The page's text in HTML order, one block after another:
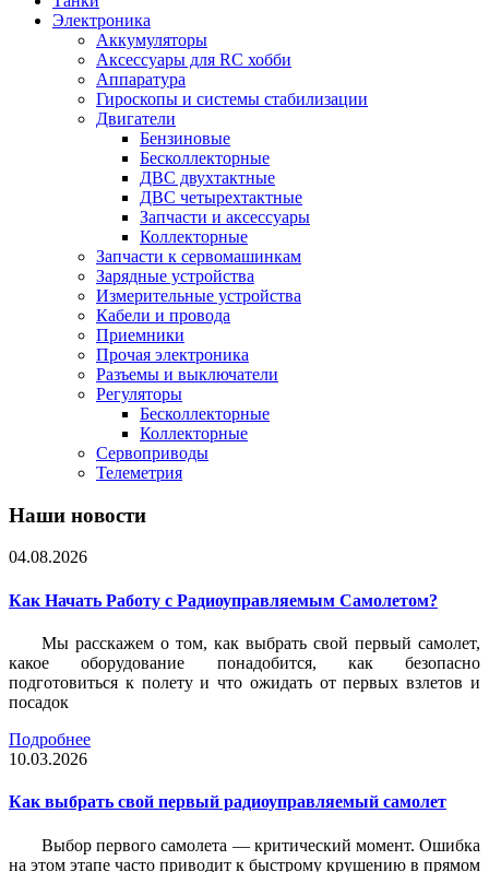
Электроника
Аккумуляторы
Аксессуары для RC хобби
Аппаратура
Гироскопы и системы стабилизации
Двигатели
Бензиновые
Бесколлекторные
ДВС двухтактные
ДВС четырехтактные
Запчасти и аксессуары
Коллекторные
Запчасти к сервомашинкам
Зарядные устройства
Измерительные устройства
Кабели и провода
Приемники
Прочая электроника
Разъемы и выключатели
Регуляторы
Бесколлекторные
Коллекторные
Сервоприводы
Телеметрия
Наши новости
04.08.2026
Как Начать Работу с Радиоуправляемым Самолетом?
Мы расскажем о том, как выбрать свой первый самолет,
какое оборудование понадобится, как безопасно
подготовиться к полету и что ожидать от первых взлетов и
посадок
Подробнее
10.03.2026
Как выбрать свой первый радиоуправляемый самолет
Выбор первого самолета — критический момент. Ошибка
на этом этапе часто приводит к быстрому крушению в прямом